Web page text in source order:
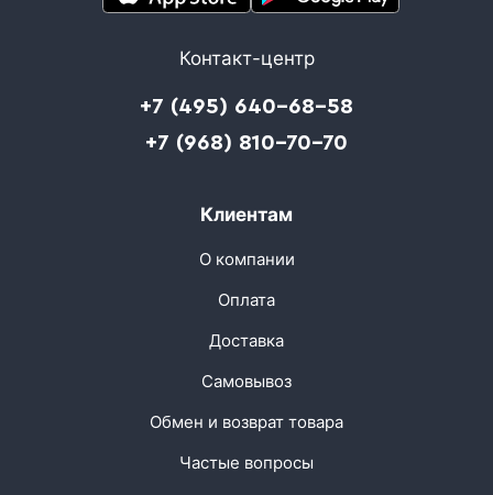
Контакт-центр
+7 (495) 640-68-58
+7 (968) 810-70-70
Клиентам
О компании
Оплата
Доставка
Самовывоз
Обмен и возврат товара
Частые вопросы